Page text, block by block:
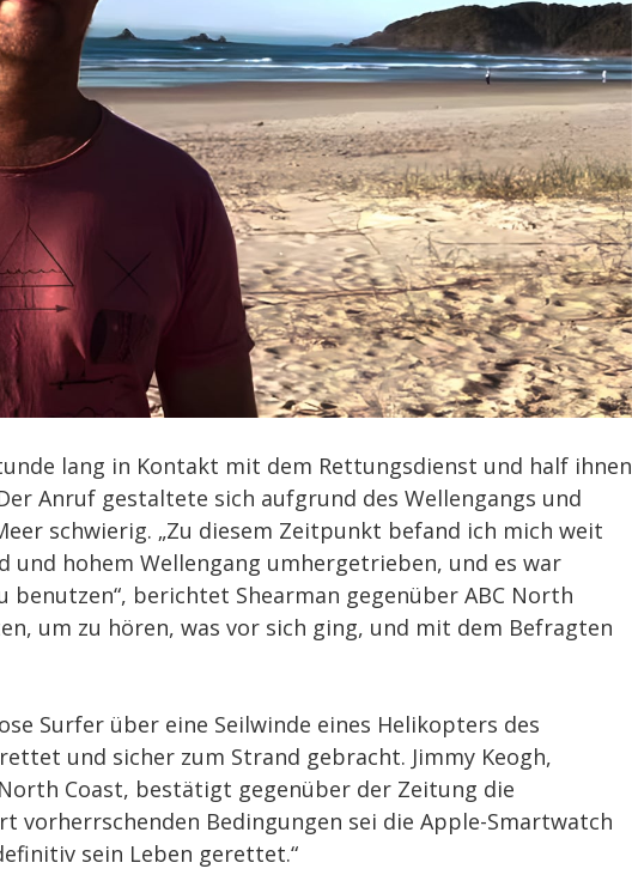
lang in Kontakt mit dem Rettungsdienst und half ihnen
Anruf gestaltete sich aufgrund des Wellengangs und
schwierig. „Zu diesem Zeitpunkt befand ich mich weit
und hohem Wellengang umhergetrieben, und es war
berichtet Shearman gegenüber ABC North
um zu hören, was vor sich ging, und mit dem Befragten
Surfer über eine Seilwinde eines Helikopters des
und sicher zum Strand gebracht. Jimmy Keogh,
Coast, bestätigt gegenüber der Zeitung die
vorherrschenden Bedingungen sei die Apple-Smartwatch
sein Leben gerettet.“